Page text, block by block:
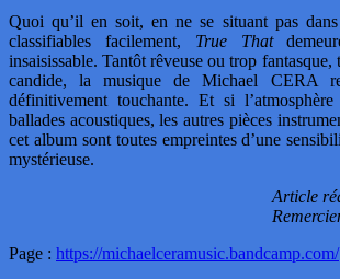
Quoi qu’il en soit, en ne se situant pas
classifiables facilement, True That
insaisissable. Tantôt rêveuse ou trop
candide, la musique de Michael CERA
définitivement touchante. Et si
ballades acoustiques, les autres pièces
cet album sont toutes empreintes d’une
mystérieuse.
Article
Page : https://michaelceramusic.bandcamp.com/